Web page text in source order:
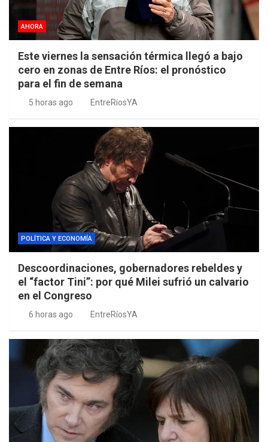
AHORA
Este viernes la sensación térmica llegó a bajo
cero en zonas de Entre Ríos: el pronóstico
para el fin de semana
5 horas ago EntreRíosYA
POLÍTICA Y ECONOMÍA
Descoordinaciones, gobernadores rebeldes y
el “factor Tini”: por qué Milei sufrió un calvario
en el Congreso
6 horas ago EntreRíosYA